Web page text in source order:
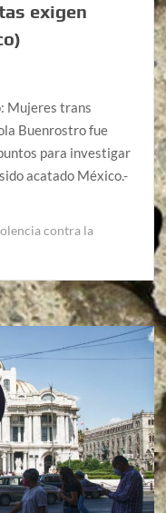
exigen
Mujeres trans
Buenrostro fue
para investigar
acatado México.-
contra la